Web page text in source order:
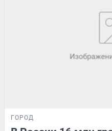
ГОРОД